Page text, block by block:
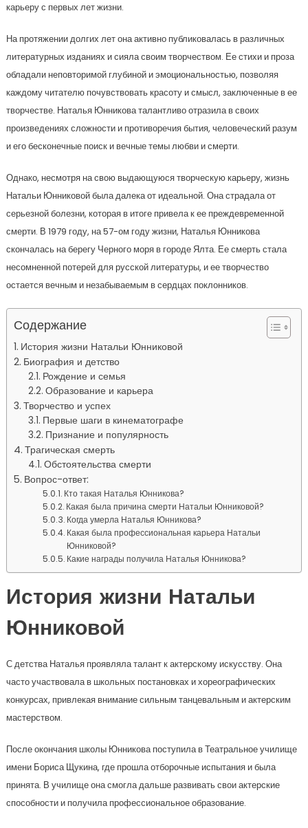
карьеру с первых лет жизни.
На протяжении долгих лет она активно публиковалась в различных
литературных изданиях и сияла своим творчеством. Ее стихи и проза
обладали неповторимой глубиной и эмоциональностью, позволяя
каждому читателю почувствовать красоту и смысл, заключенные в ее
творчестве. Наталья Юнникова талантливо отразила в своих
произведениях сложности и противоречия бытия, человеческий разум
и его бесконечные поиск и вечные темы любви и смерти.
Однако, несмотря на свою выдающуюся творческую карьеру, жизнь
Натальи Юнниковой была далека от идеальной. Она страдала от
серьезной болезни, которая в итоге привела к ее преждевременной
смерти. В 1979 году, на 57-ом году жизни, Наталья Юнникова
скончалась на берегу Черного моря в городе Ялта. Ее смерть стала
несомненной потерей для русской литературы, и ее творчество
остается вечным и незабываемым в сердцах поклонников.
Содержание
История жизни Натальи Юнниковой
Биография и детство
Рождение и семья
Образование и карьера
Творчество и успех
Первые шаги в кинематографе
Признание и популярность
Трагическая смерть
Обстоятельства смерти
Вопрос-ответ:
Кто такая Наталья Юнникова?
Какая была причина смерти Натальи Юнниковой?
Когда умерла Наталья Юнникова?
Какая была профессиональная карьера Натальи
Юнниковой?
Какие награды получила Наталья Юнникова?
История жизни Натальи
Юнниковой
С детства Наталья проявляла талант к актерскому искусству. Она
часто участвовала в школьных постановках и хореографических
конкурсах, привлекая внимание сильным танцевальным и актерским
мастерством.
После окончания школы Юнникова поступила в Театральное училище
имени Бориса Щукина, где прошла отборочные испытания и была
принята. В училище она смогла дальше развивать свои актерские
способности и получила профессиональное образование.